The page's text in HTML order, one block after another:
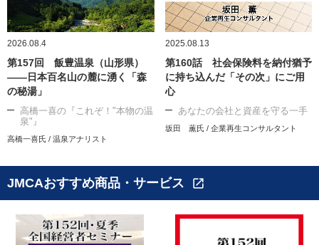
2026.08.4
第157回 飯豊温泉（山形県）
――日本百名山の麓に湧く「森
の秘湯」
高橋一喜の『これぞ！"本物の温
泉"』
高橋一喜氏 / 温泉アナリスト
2025.08.13
第160話 社会保険料を納付猶予
に持ち込んだ「その次」にご用
心
あなたの会社と資産を守る一手
坂田 薫氏 / 企業再生コンサルタント
JMCAおすすめ商品・サービス open_in_new